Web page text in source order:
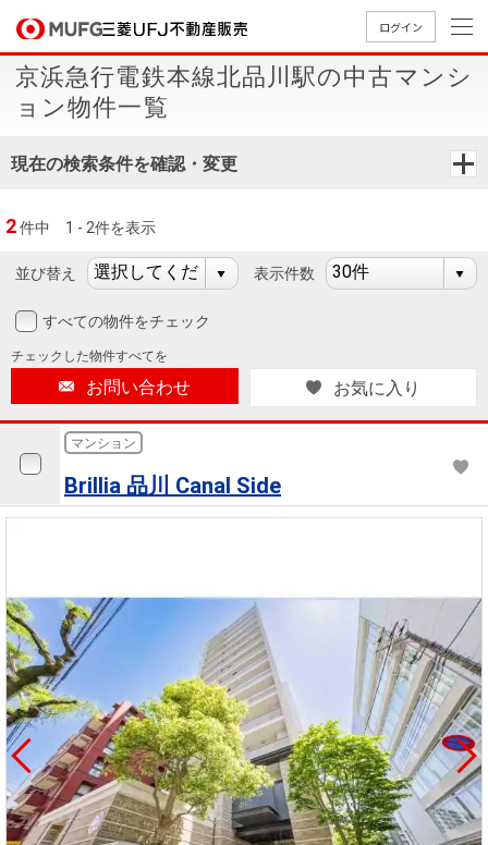
ログイン
買いたいTOP
中古
マン
ショ
ンを
探す
築・
中古
を探
資
を
探
す
用物
売りたいTOP
無
料
査
定
却
相
取り
売却向け
サービス
周辺相場
検索
住まい1プ
ラス（お
役立ちコ
ラム）
店舗案内TOP
店舗のご
案内（首
都圏）
古屋）
案内（関
西）
会社情報TOP
ごあいさ
つ
Way
経営ビジ
ョン
沿革
本社地
ニュース
会社案内
（電子ブ
ック版）
採用情報TOP
新卒採用
情報
買いたい
売りたい
店舗案内
会社情報
採用情報
法人のお客さま
提携企業にお勤めの方
閉じる
京浜急行電鉄本線北品川駅の中古マンシ
ョン物件一覧
現在の検索条件を確認・変更
2件中 1 - 2件を表示
並び替え 表示件数
すべての物件をチェック
チェックした物件すべてを
お問い合わせ お気に入り
マンション
Brillia 品川 Canal Side